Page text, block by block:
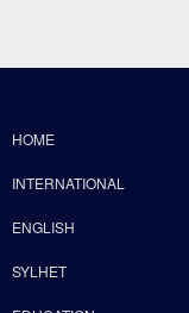
HOME
INTERNATIONAL
ENGLISH
SYLHET